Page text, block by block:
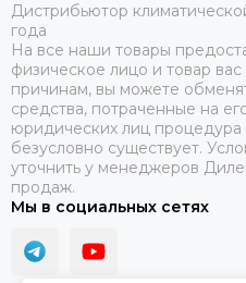
Дистрибьютор
года
На все наши товары
физическое лицо и товар
причинам, вы можете
средства, потраченные на
юридических лиц процедура
безусловно существует.
уточнить у менеджеров
продаж.
Мы в социальных сетях